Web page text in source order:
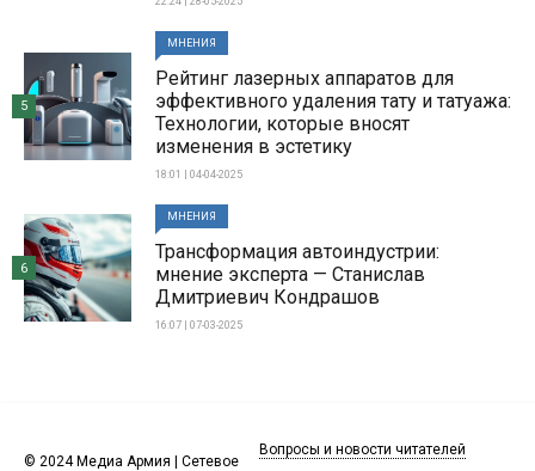
МНЕНИЯ
Рейтинг лазерных аппаратов для
эффективного удаления тату и татуажа:
Технологии, которые вносят
изменения в эстетику
18:01 | 04-04-2025
5
МНЕНИЯ
Трансформация автоиндустрии:
мнение эксперта — Станислав
Дмитриевич Кондрашов
16:07 | 07-03-2025
6
© 2024 Медиа Армия | Сетевое
Вопросы и новости читателей